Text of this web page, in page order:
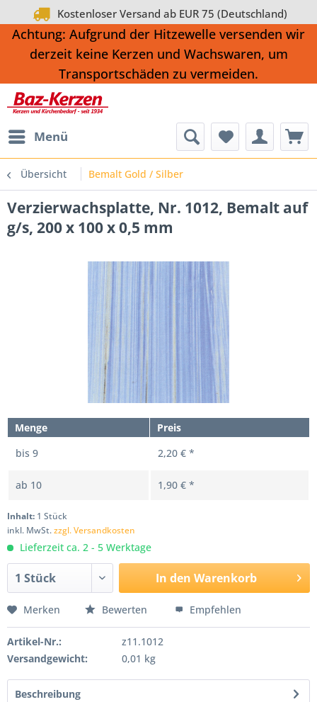
Kostenloser Versand ab EUR 75 (Deutschland)
Achtung: Aufgrund der Hitzewelle versenden wir
derzeit keine Kerzen und Wachswaren, um
Transportschäden zu vermeiden.
Menü
Übersicht Bemalt Gold / Silber
Verzierwachsplatte, Nr. 1012, Bemalt auf
g/s, 200 x 100 x 0,5 mm
Menge
Preis
bis 9 2,20 € *
ab 10 1,90 € *
Inhalt: 1 Stück
inkl. MwSt.zzgl. Versandkosten
Lieferzeit ca. 2 - 5 Werktage
In den Warenkorb
Merken Bewerten Empfehlen
Artikel-Nr.:
z11.1012
Versandgewicht:
0,01 kg
Beschreibung